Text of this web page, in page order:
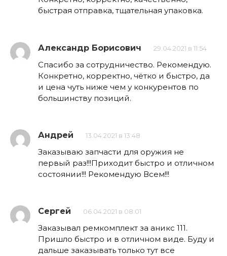
быстрая отправка, тщательная упаковка.
Александр Борисович 29.04.2021 в 11:54
Спасибо за сотрудничество. Рекомендую.
Конкретно, корректно, чётко и быстро, да
и цена чуть ниже чем у конкурентов по
большинству позиций.
Андрей 13.04.2021 в 13:48
Заказываю запчасти для оружия не
первый раз!!!Приходит быстро и отличном
состоянии!!! Рекомендую Всем!!!
Сергей 06.04.2021 в 08:01
Заказывал ремкомплект за аникс 111.
Пришло быстро и в отличном виде. Буду и
дальше заказывать только тут все